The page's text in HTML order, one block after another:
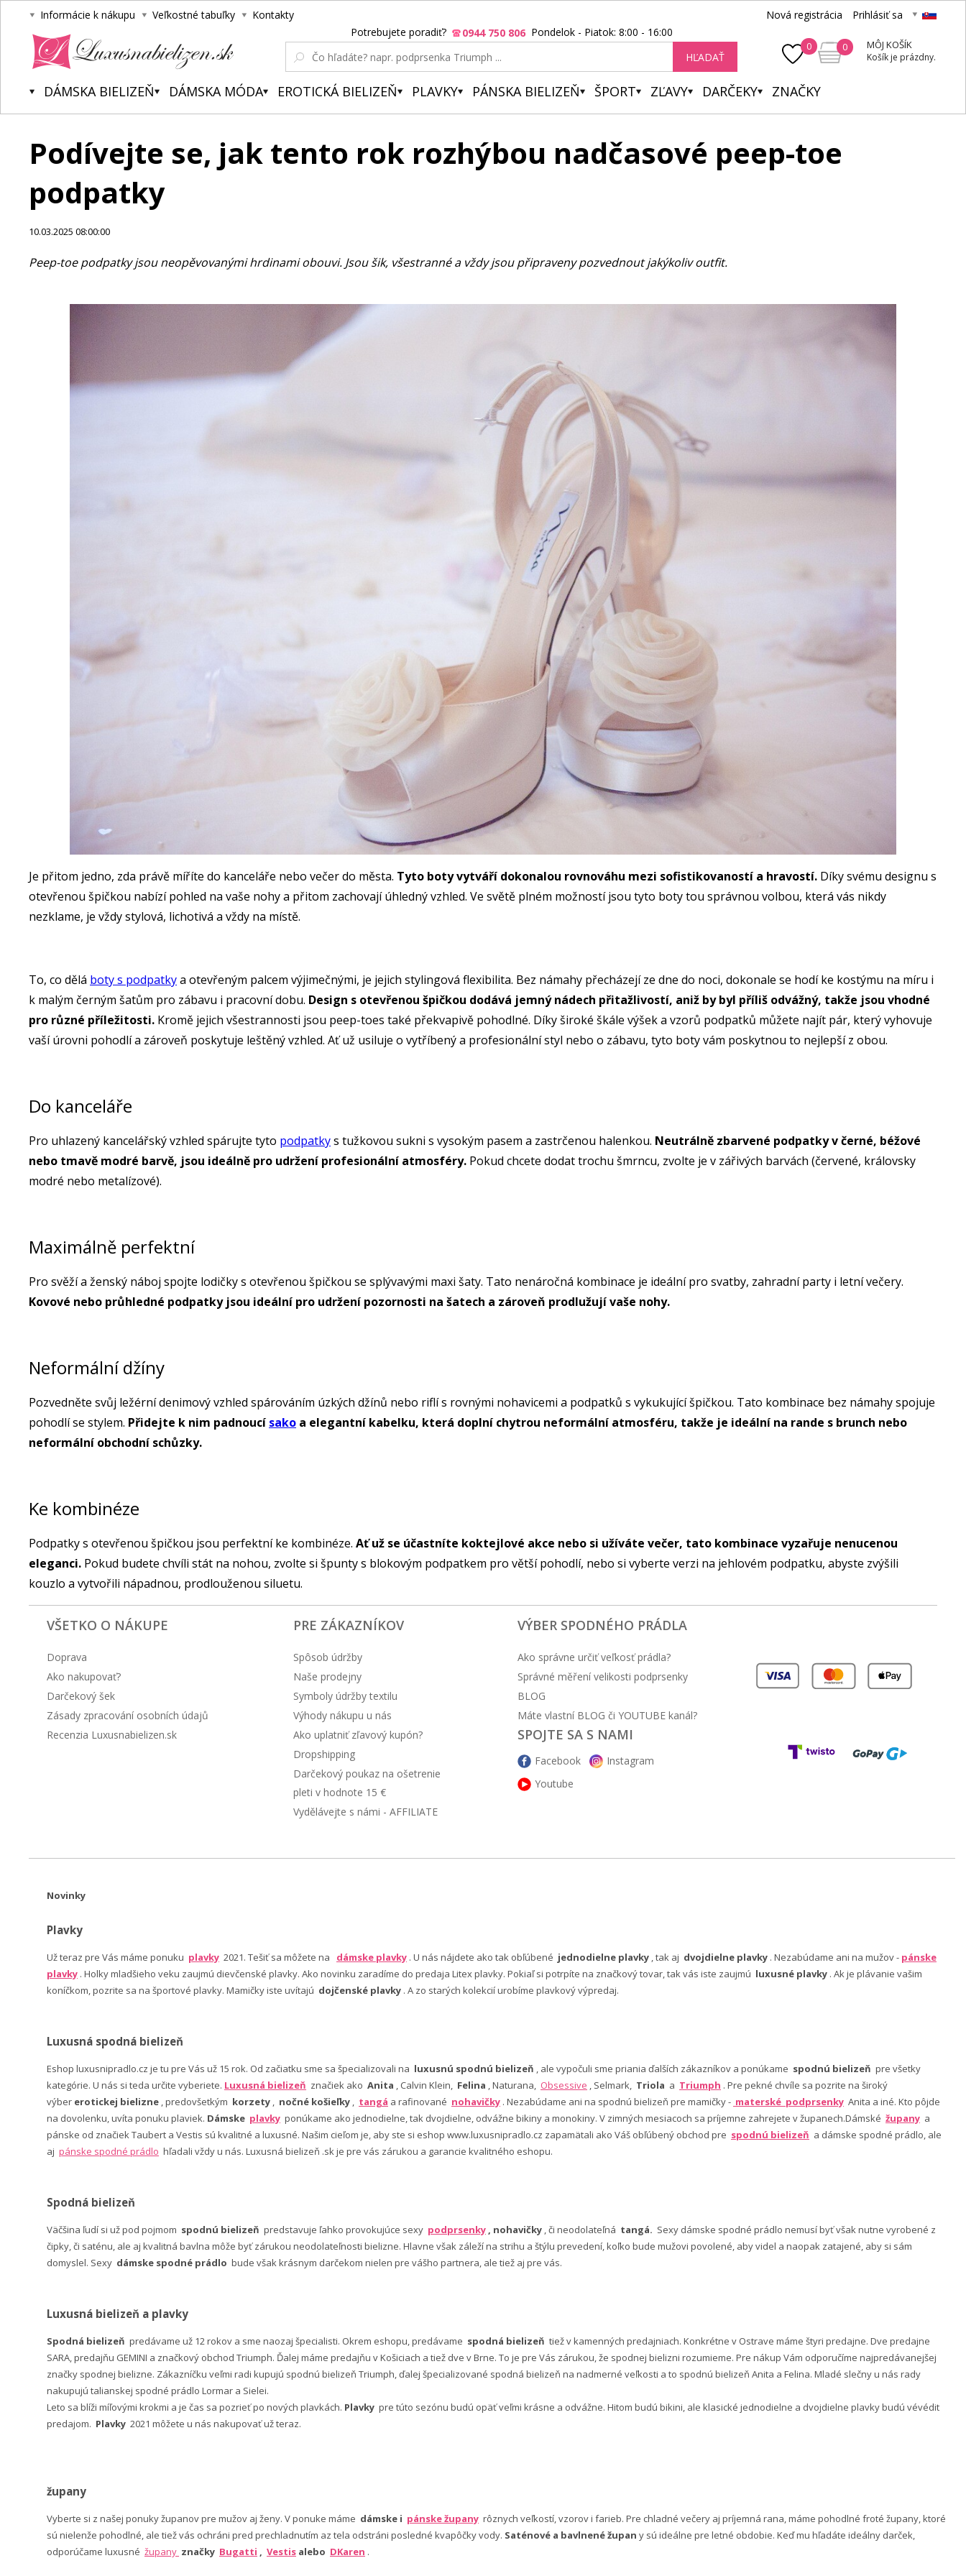
Informácie k nákupu Veľkostné tabuľky Kontakty Nová registrácia Prihlásiť sa
0 0 MÔJ KOŠÍK
Košík je prázdny.
Potrebujete poradiť? 0944 750 806 Pondelok - Piatok: 8:00 - 16:00
HĽADAŤ
DÁMSKA BIELIZEŇ DÁMSKA MÓDA EROTICKÁ BIELIZEŇ PLAVKY PÁNSKA BIELIZEŇ ŠPORT ZĽAVY DARČEKY ZNAČKY
Podívejte se, jak tento rok rozhýbou nadčasové peep-toe
podpatky
10.03.2025 08:00:00
Peep-toe podpatky jsou neopěvovanými hrdinami obouvi. Jsou šik, všestranné a vždy jsou připraveny pozvednout jakýkoliv outfit.
Je přitom jedno, zda právě míříte do kanceláře nebo večer do města. Tyto boty vytváří dokonalou rovnováhu mezi sofistikovaností a hravostí. Díky svému designu s
otevřenou špičkou nabízí pohled na vaše nohy a přitom zachovají úhledný vzhled. Ve světě plném možností jsou tyto boty tou správnou volbou, která vás nikdy
nezklame, je vždy stylová, lichotivá a vždy na místě.
To, co dělá boty s podpatkya otevřeným palcem výjimečnými, je jejich stylingová flexibilita. Bez námahy přecházejí ze dne do noci, dokonale se hodí ke kostýmu na míru i
k malým černým šatům pro zábavu i pracovní dobu. Design s otevřenou špičkou dodává jemný nádech přitažlivostí, aniž by byl příliš odvážný, takže jsou vhodné
pro různé příležitosti. Kromě jejich všestrannosti jsou peep-toes také překvapivě pohodlné. Díky široké škále výšek a vzorů podpatků můžete najít pár, který vyhovuje
vaší úrovni pohodlí a zároveň poskytuje leštěný vzhled. Ať už usiluje o vytříbený a profesionální styl nebo o zábavu, tyto boty vám poskytnou to nejlepší z obou.
Do kanceláře
Pro uhlazený kancelářský vzhled spárujte tyto podpatkys tužkovou sukni s vysokým pasem a zastrčenou halenkou. Neutrálně zbarvené podpatky v černé, béžové
nebo tmavě modré barvě, jsou ideálně pro udržení profesionální atmosféry. Pokud chcete dodat trochu šmrncu, zvolte je v zářivých barvách (červené, královsky
modré nebo metalízové).
Maximálně perfektní
Pro svěží a ženský náboj spojte lodičky s otevřenou špičkou se splývavými maxi šaty. Tato nenáročná kombinace je ideální pro svatby, zahradní party i letní večery.
Kovové nebo průhledné podpatky jsou ideální pro udržení pozornosti na šatech a zároveň prodlužují vaše nohy.
Neformální džíny
Pozvedněte svůj ležérní denimový vzhled spárováním úzkých džínů nebo riflí s rovnými nohavicemi a podpatků s vykukující špičkou. Tato kombinace bez námahy spojuje
pohodlí se stylem. Přidejte k nim padnoucí sako a elegantní kabelku, která doplní chytrou neformální atmosféru, takže je ideální na rande s brunch nebo
neformální obchodní schůzky.
Ke kombinéze
Podpatky s otevřenou špičkou jsou perfektní ke kombinéze. Ať už se účastníte koktejlové akce nebo si užíváte večer, tato kombinace vyzařuje nenucenou
eleganci. Pokud budete chvíli stát na nohou, zvolte si špunty s blokovým podpatkem pro větší pohodlí, nebo si vyberte verzi na jehlovém podpatku, abyste zvýšili
kouzlo a vytvořili nápadnou, prodlouženou siluetu.
VŠETKO O NÁKUPE
Doprava
Ako nakupovať?
Darčekový šek
Zásady zpracování osobních údajů
Recenzia Luxusnabielizen.sk
PRE ZÁKAZNÍKOV
Spôsob údržby
Naše prodejny
Symboly údržby textilu
Výhody nákupu u nás
Ako uplatniť zľavový kupón?
Dropshipping
Darčekový poukaz na ošetrenie
pleti v hodnote 15 €
Vydělávejte s námi - AFFILIATE
VÝBER SPODNÉHO PRÁDLA
Ako správne určiť veľkosť prádla?
Správné měření velikosti podprsenky
BLOG
Máte vlastní BLOG či YOUTUBE kanál?
SPOJTE SA S NAMI
Facebook
Instagram
Youtube
Novinky
Plavky
Už teraz pre Vás máme ponuku plavky 2021. Tešiť sa môžete na dámske plavky . U nás nájdete ako tak obľúbené jednodielne plavky , tak aj dvojdielne plavky . Nezabúdame ani na mužov - pánske
plavky . Holky mladšieho veku zaujmú dievčenské plavky. Ako novinku zaradíme do predaja Litex plavky. Pokiaľ si potrpíte na značkový tovar, tak vás iste zaujmú luxusné plavky . Ak je plávanie vašim
koníčkom, pozrite sa na športové plavky. Mamičky iste uvítajú dojčenské plavky . A zo starých kolekcií urobíme plavkový výpredaj.
Luxusná spodná bielizeň
Eshop luxusnipradlo.cz je tu pre Vás už 15 rok. Od začiatku sme sa špecializovali na luxusnú spodnú bielizeň , ale vypočuli sme priania ďalších zákazníkov a ponúkame spodnú bielizeň pre všetky
kategórie. U nás si teda určite vyberiete. Luxusná bielizeň značiek ako Anita , Calvin Klein, Felina , Naturana, Obsessive , Selmark, Triola a Triumph . Pre pekné chvíle sa pozrite na široký
výber erotickej bielizne , predovšetkým korzety , nočné košieľky , tangá a rafinované nohavičky . Nezabúdame ani na spodnú bielizeň pre mamičky - materské podprsenky Anita a iné. Kto pôjde
na dovolenku, uvíta ponuku plaviek. Dámske plavky ponúkame ako jednodielne, tak dvojdielne, odvážne bikiny a monokiny. V zimných mesiacoch sa príjemne zahrejete v županech.Dámské župany a
pánske od značiek Taubert a Vestis sú kvalitné a luxusné. Našim cieľom je, aby ste si eshop www.luxusnipradlo.cz zapamätali ako Váš obľúbený obchod pre spodnú bielizeň a dámske spodné prádlo, ale
aj pánske spodné prádlo hľadali vždy u nás. Luxusná bielizeň .sk je pre vás zárukou a garancie kvalitného eshopu.
Spodná bielizeň
Väčšina ľudí si už pod pojmom spodnú bielizeň predstavuje ľahko provokujúce sexy podprsenky , nohavičky , či neodolateľná tangá. Sexy dámske spodné prádlo nemusí byť však nutne vyrobené z
čipky, či saténu, ale aj kvalitná bavlna môže byť zárukou neodolateľnosti bielizne. Hlavne však záleží na strihu a štýlu prevedení, koľko bude mužovi povolené, aby videl a naopak zatajené, aby si sám
domyslel. Sexy dámske spodné prádlo bude však krásnym darčekom nielen pre vášho partnera, ale tiež aj pre vás.
Luxusná bielizeň a plavky
Spodná bielizeň predávame už 12 rokov a sme naozaj špecialisti. Okrem eshopu, predávame spodná bielizeň tiež v kamenných predajniach. Konkrétne v Ostrave máme štyri predajne. Dve predajne
SARA, predajňu GEMINI a značkový obchod Triumph. Ďalej máme predajňu v Košiciach a tiež dve v Brne. To je pre Vás zárukou, že spodnej bielizni rozumieme. Pre nákup Vám odporučíme najpredávanejšej
značky spodnej bielizne. Zákazníčku veľmi radi kupujú spodnú bielizeň Triumph, ďalej špecializované spodná bielizeň na nadmerné veľkosti a to spodnú bielizeň Anita a Felina. Mladé slečny u nás rady
nakupujú talianskej spodné prádlo Lormar a Sielei.
Leto sa blíži míľovými krokmi a je čas sa pozrieť po nových plavkách. Plavky pre túto sezónu budú opäť veľmi krásne a odvážne. Hitom budú bikini, ale klasické jednodielne a dvojdielne plavky budú vévédit
predajom. Plavky 2021 môžete u nás nakupovať už teraz.
župany
Vyberte si z našej ponuky županov pre mužov aj ženy. V ponuke máme dámske i pánske župany rôznych veľkostí, vzorov i farieb. Pre chladné večery aj príjemná rana, máme pohodlné froté župany, ktoré
sú nielenže pohodlné, ale tiež vás ochráni pred prechladnutím az tela odstráni posledné kvapôčky vody. Saténové a bavlnené župan y sú ideálne pre letné obdobie. Keď mu hľadáte ideálny darček,
odporúčame luxusné župany značky Bugatti , Vestis alebo DKaren .